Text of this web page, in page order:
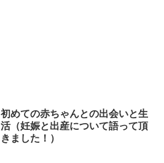
初めての赤ちゃんとの出会いと生
活（妊娠と出産について語って頂
きました！）